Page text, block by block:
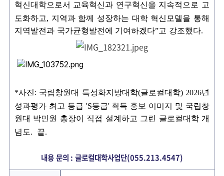
혁신대학으로서 교육혁신과 연구혁신을 지속적으로 고
도화하고, 지역과 함께 성장하는 대학 혁신모델을 통해
지역발전과 국가균형발전에 기여하겠다”고 강조했다.
*사진: 국립창원대 특성화지방대학(글로컬대학) 2026년
성과평가 최고 등급 'S등급'획득 홍보 이미지 및 국립창
원대 박민원 총장이 직접 설계하고 그린 글로컬대학 개
념도. 끝.
내용 문의 : 글로컬대학사업단(055.213.4547)